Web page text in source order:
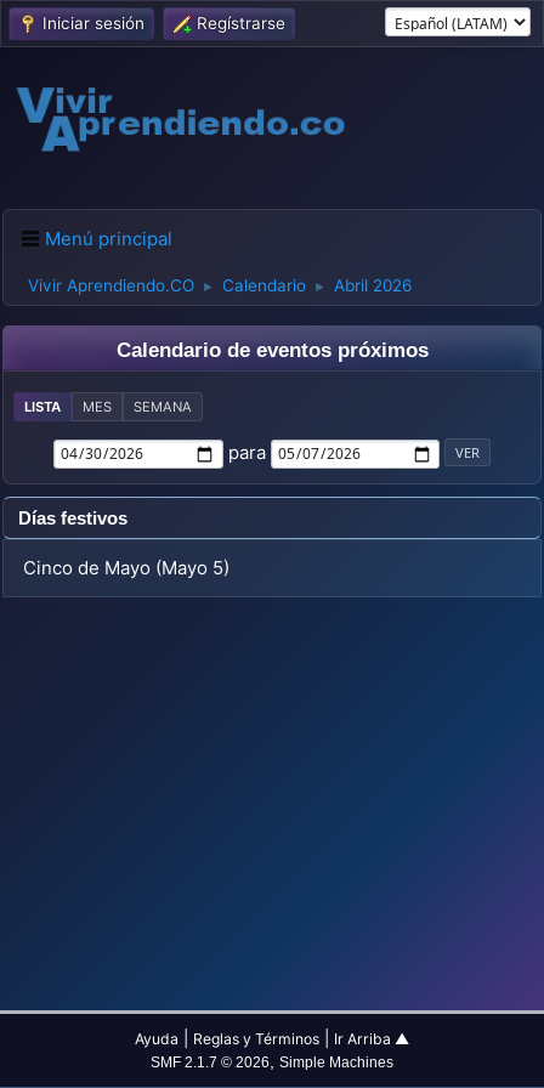
Iniciar sesión Regístrarse
Menú principal
Vivir Aprendiendo.CO ► Calendario ► Abril 2026
Calendario de eventos próximos
LISTA MES SEMANA
para
Días festivos
Cinco de Mayo (Mayo 5)
Ayuda Reglas y Términos Ir Arriba ▲
SMF 2.1.7 © 2026, Simple Machines